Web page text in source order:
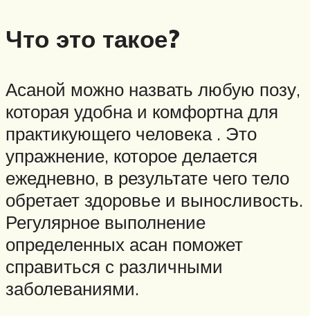
Что это такое?
Асаной можно назвать любую позу,
которая удобна и комфортна для
практикующего человека . Это
упражнение, которое делается
ежедневно, в результате чего тело
обретает здоровье и выносливость.
Регулярное выполнение
определенных асан поможет
справиться с различными
заболеваниями.